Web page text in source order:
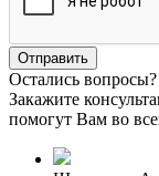
Остались вопросы?
Закажите
помогут Вам во